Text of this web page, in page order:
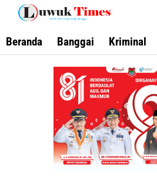
Lewati
konten
Beranda Banggai Kriminal